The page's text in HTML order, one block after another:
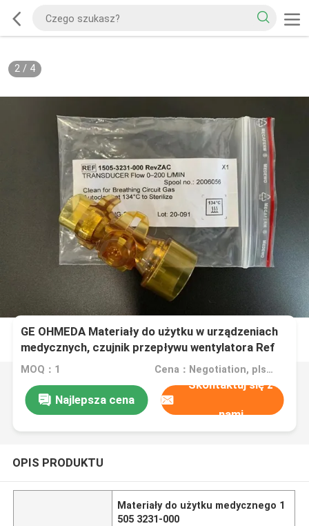
2/ 4
GE OHMEDA Materiały do użytku w urządzeniach
medycznych, czujnik przepływu wentylatora Ref
1505 3231-000
MOQ：1 Cena：Negotiation, pls contact me
Najlepsza cena
Skontaktuj się z
nami
OPIS PRODUKTU
Materiały do użytku medycznego 1
505 3231-000